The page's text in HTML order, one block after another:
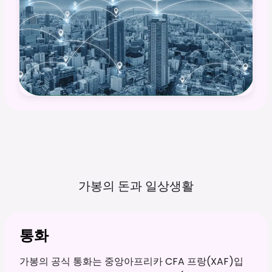
가봉의 돈과 일상생활
통화
가봉의 공식 통화는 중앙아프리카 CFA 프랑(XAF)입